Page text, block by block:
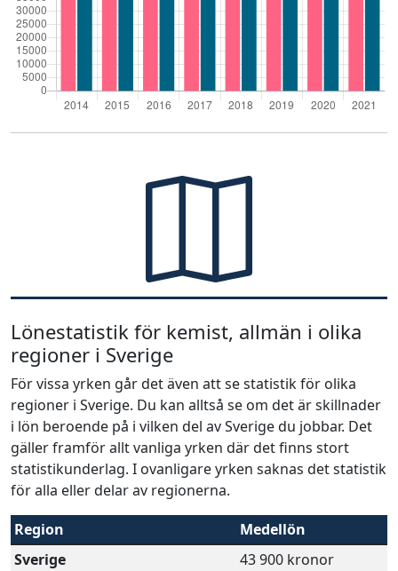
Lönestatistik för kemist, allmän i olika
regioner i Sverige
För vissa yrken går det även att se statistik för olika
regioner i Sverige. Du kan alltså se om det är skillnader
i lön beroende på i vilken del av Sverige du jobbar. Det
gäller framför allt vanliga yrken där det finns stort
statistikunderlag. I ovanligare yrken saknas det statistik
för alla eller delar av regionerna.
Region
Medellön
Sverige
43 900 kronor